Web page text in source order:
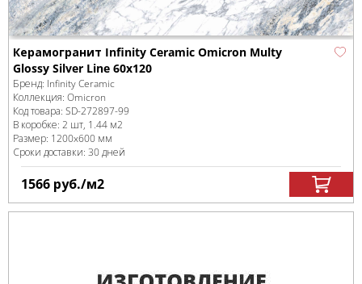
Керамогранит Infinity Ceramic Omicron Multy
Glossy Silver Line 60x120
Бренд: Infinity Ceramic
Коллекция: Omicron
Код товара: SD-272897-99
В коробке: 2 шт, 1.44 м2
Размер: 1200x600 мм
Сроки доставки: 30 дней
1566 руб./м2